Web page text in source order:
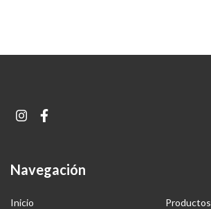
Navegación
Inicio Productos